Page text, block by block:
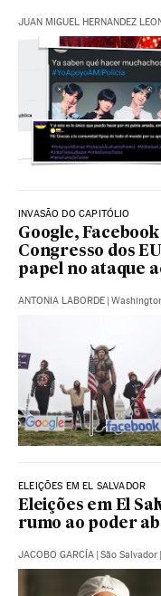
JUAN MIGUEL HERNANDEZ
INVASÃO DO CAPITÓLIO
Google,
Congresso dos
papel no ataque
ANTONIA LABORDE |
ELEIÇÕES EM EL SALVADOR
Eleições em El
rumo ao poder
JACOBO GARCÍA | São Salvador |